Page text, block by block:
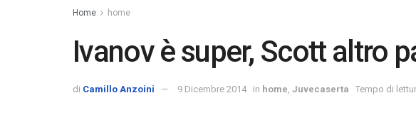
Home home
Ivanov è super, Scott altro
di Camillo Anzoini 9 Dicembre 2014 in home Juvecaserta Tempo di